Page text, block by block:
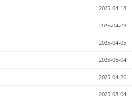
2025-04-18
2025-04-03
2025-04-05
2025-06-04
2025-04-26
2025-08-04